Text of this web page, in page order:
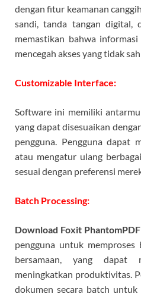
dengan fitur keamanan
sandi, tanda tangan digital,
memastikan bahwa
mencegah akses yang tidak
Customizable Interface:
Software ini memiliki
yang dapat disesuaikan
pengguna. Pengguna dapat
atau mengatur ulang
sesuai dengan preferensi
Batch Processing:
Download Foxit
pengguna untuk memproses
bersamaan, yang dapat
meningkatkan produktivitas.
dokumen secara batch untuk